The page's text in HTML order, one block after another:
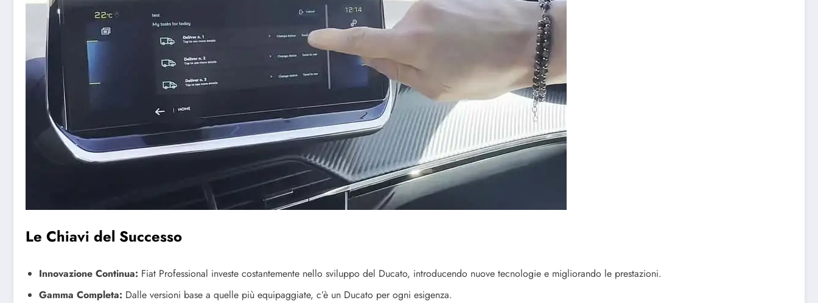
Le Chiavi del Successo
Innovazione Continua: Fiat Professional investe costantemente nello sviluppo del Ducato, introducendo nuove tecnologie e migliorando le prestazioni.
Gamma Completa: Dalle versioni base a quelle più equipaggiate, c’è un Ducato per ogni esigenza.